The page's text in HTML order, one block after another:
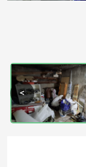
<